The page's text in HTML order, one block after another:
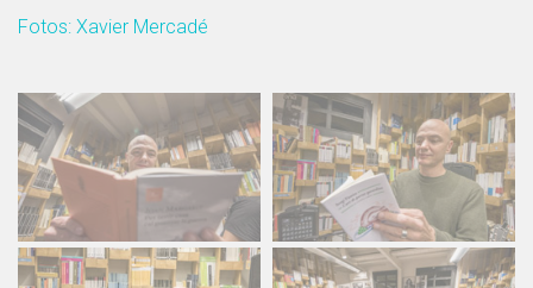
Fotos: Xavier Mercadé